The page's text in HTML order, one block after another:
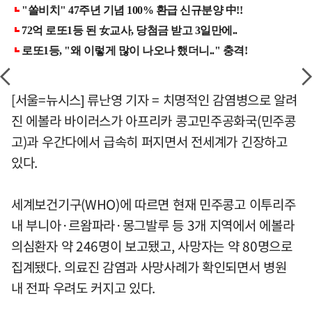
[서울=뉴시스] 류난영 기자 = 치명적인 감염병으로 알려
진 에볼라 바이러스가 아프리카 콩고민주공화국(민주콩
고)과 우간다에서 급속히 퍼지면서 전세계가 긴장하고
있다.
세계보건기구(WHO)에 따르면 현재 민주콩고 이투리주
내 부니아·르왐파라·몽그발루 등 3개 지역에서 에볼라
의심환자 약 246명이 보고됐고, 사망자는 약 80명으로
집계됐다. 의료진 감염과 사망사례가 확인되면서 병원
내 전파 우려도 커지고 있다.